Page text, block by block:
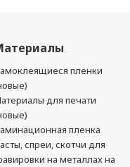
пленки
для печати
пленка
спреи, скотчи для
на металлах на